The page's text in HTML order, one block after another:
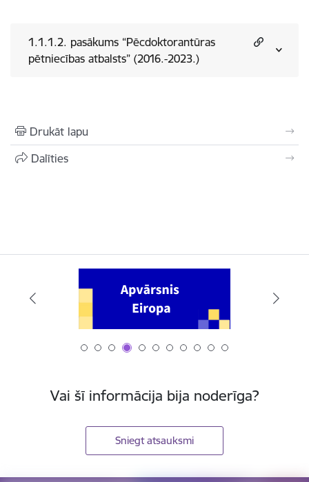
1.1.1.2. pasākums “Pēcdoktorantūras
pētniecības atbalsts” (2016.-2023.)
Drukāt lapu
Dalīties
Vai šī informācija bija noderīga?
Sniegt atsauksmi